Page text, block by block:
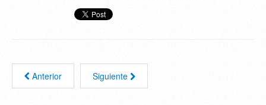
Anterior Siguiente